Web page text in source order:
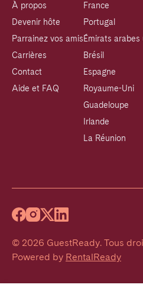
À propos
Devenir hôte
Parrainez vos amis
Carrières
Contact
Aide et FAQ
France
Portugal
Émirats arabes
Brésil
Espagne
Royaume-Uni
Guadeloupe
Irlande
La Réunion
© 2026 GuestReady. Tous
Powered by RentalReady